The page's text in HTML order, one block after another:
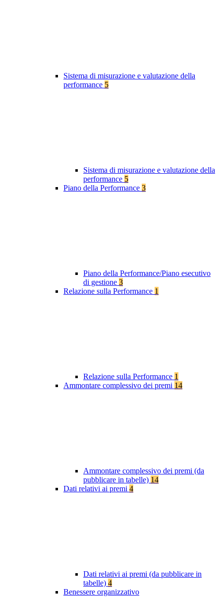
Sistema di misurazione e valutazione della
performance 5
Sistema di misurazione e valutazione della
performance 5
Piano della Performance 3
Piano della Performance/Piano esecutivo
di gestione 3
Relazione sulla Performance 1
Relazione sulla Performance 1
Ammontare complessivo dei premi 14
Ammontare complessivo dei premi (da
pubblicare in tabelle) 14
Dati relativi ai premi 4
Dati relativi ai premi (da pubblicare in
tabelle) 4
Benessere organizzativo